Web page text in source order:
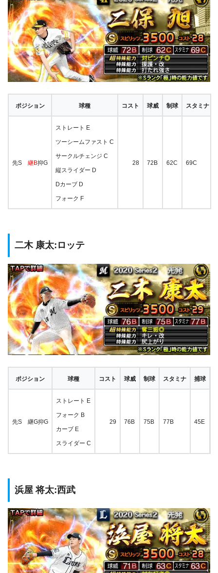
ポジション 球種 コスト 球威 制球 スタミナ
先S 継B抑G
ストレート E
ツーシームファスト C
サークルチェンジ C
縦スライダー D
Dカーブ D
フォーク F
28 72B 62C 69C
二木 康太:ロッテ
ポジション 球種 コスト 球威 制球 スタミナ 捕球
先S 継G抑G
ストレート E
フォーク B
カーブ E
スライダー C
29 76B 75B 77B 45E
浜屋 将太:西武